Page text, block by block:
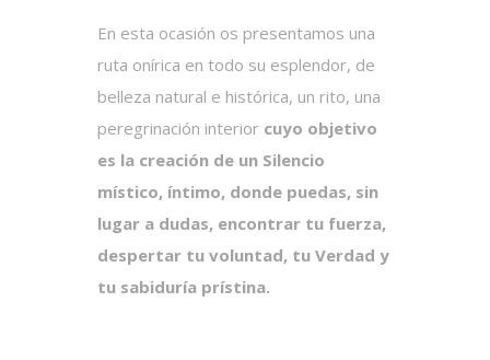
En esta ocasión os presentamos una
ruta onírica en todo su esplendor, de
belleza natural e histórica, un rito, una
peregrinación interior cuyo objetivo
es la creación de un Silencio
místico, íntimo, donde puedas, sin
lugar a dudas, encontrar tu fuerza,
despertar tu voluntad, tu Verdad y
tu sabiduría prístina.